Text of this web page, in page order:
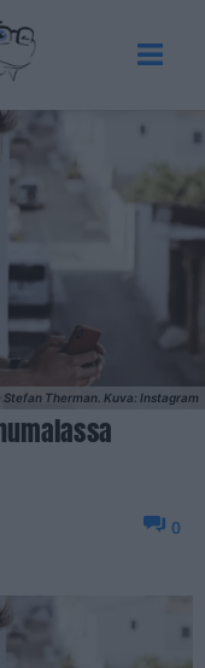
Therman. Kuva: Instagram
0